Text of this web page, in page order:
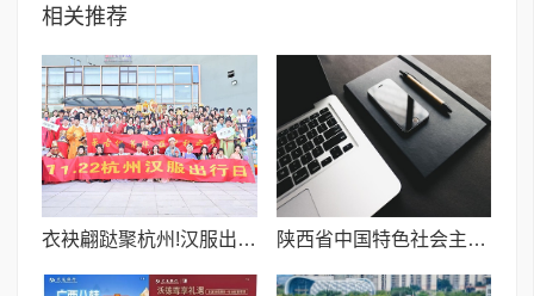
相关推荐
衣袂翩跶聚杭州!汉服出行日杭州双会场圆满落幕 陕西省中国特色社会主义理论体系研究中心